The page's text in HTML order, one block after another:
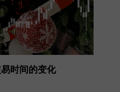
时间的变化